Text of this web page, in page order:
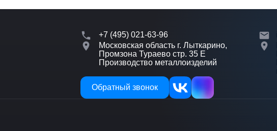
+7 (495) 021-63-96
Московская область г. Лыткарино,
Промзона Тураево стр. 35 Е
Производство металлоизделий
Обратный звонок